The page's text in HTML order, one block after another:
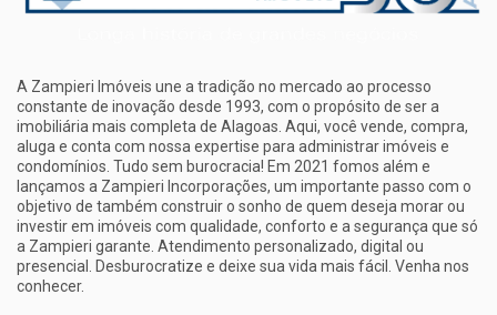
A Zampieri Imóveis une a tradição no mercado ao processo
constante de inovação desde 1993, com o propósito de ser a
imobiliária mais completa de Alagoas. Aqui, você vende, compra,
aluga e conta com nossa expertise para administrar imóveis e
condomínios. Tudo sem burocracia! Em 2021 fomos além e
lançamos a Zampieri Incorporações, um importante passo com o
objetivo de também construir o sonho de quem deseja morar ou
investir em imóveis com qualidade, conforto e a segurança que só
a Zampieri garante. Atendimento personalizado, digital ou
presencial. Desburocratize e deixe sua vida mais fácil. Venha nos
conhecer.